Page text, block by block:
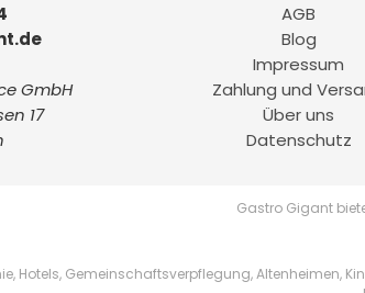
GmbH
17
AGB
Blog
Impressum
Zahlung und
Über uns
Datenschutz
Gastro Gigant
Hotels, Gemeinschaftsverpflegung, Altenheimen,